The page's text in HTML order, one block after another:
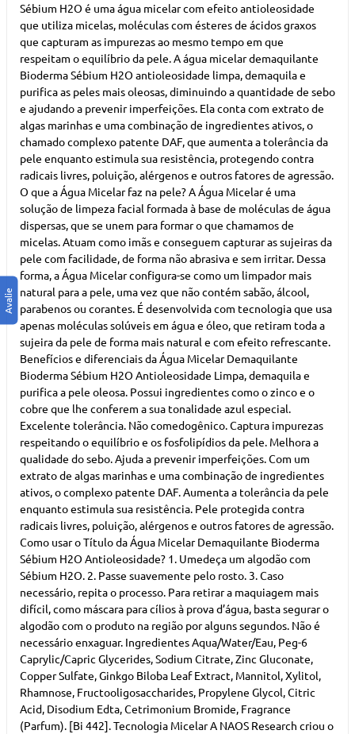
Sébium H2O é uma água micelar com efeito antioleosidade
que utiliza micelas, moléculas com ésteres de ácidos graxos
que capturam as impurezas ao mesmo tempo em que
respeitam o equilíbrio da pele. A água micelar demaquilante
Bioderma Sébium H2O antioleosidade limpa, demaquila e
purifica as peles mais oleosas, diminuindo a quantidade de sebo
e ajudando a prevenir imperfeições. Ela conta com extrato de
algas marinhas e uma combinação de ingredientes ativos, o
chamado complexo patente DAF, que aumenta a tolerância da
pele enquanto estimula sua resistência, protegendo contra
radicais livres, poluição, alérgenos e outros fatores de agressão.
O que a Água Micelar faz na pele? A Água Micelar é uma
solução de limpeza facial formada à base de moléculas de água
dispersas, que se unem para formar o que chamamos de
micelas. Atuam como imãs e conseguem capturar as sujeiras da
pele com facilidade, de forma não abrasiva e sem irritar. Dessa
forma, a Água Micelar configura-se como um limpador mais
natural para a pele, uma vez que não contém sabão, álcool,
parabenos ou corantes. É desenvolvida com tecnologia que usa
apenas moléculas solúveis em água e óleo, que retiram toda a
sujeira da pele de forma mais natural e com efeito refrescante.
Benefícios e diferenciais da Água Micelar Demaquilante
Bioderma Sébium H2O Antioleosidade Limpa, demaquila e
purifica a pele oleosa. Possui ingredientes como o zinco e o
cobre que lhe conferem a sua tonalidade azul especial.
Excelente tolerância. Não comedogênico. Captura impurezas
respeitando o equilíbrio e os fosfolipídios da pele. Melhora a
qualidade do sebo. Ajuda a prevenir imperfeições. Com um
extrato de algas marinhas e uma combinação de ingredientes
ativos, o complexo patente DAF. Aumenta a tolerância da pele
enquanto estimula sua resistência. Pele protegida contra
radicais livres, poluição, alérgenos e outros fatores de agressão.
Como usar o Título da Água Micelar Demaquilante Bioderma
Sébium H2O Antioleosidade? 1. Umedeça um algodão com
Sébium H2O. 2. Passe suavemente pelo rosto. 3. Caso
necessário, repita o processo. Para retirar a maquiagem mais
difícil, como máscara para cílios à prova d’água, basta segurar o
algodão com o produto na região por alguns segundos. Não é
necessário enxaguar. Ingredientes Aqua/Water/Eau, Peg-6
Caprylic/Capric Glycerides, Sodium Citrate, Zinc Gluconate,
Copper Sulfate, Ginkgo Biloba Leaf Extract, Mannitol, Xylitol,
Rhamnose, Fructooligosaccharides, Propylene Glycol, Citric
Acid, Disodium Edta, Cetrimonium Bromide, Fragrance
(Parfum). [Bi 442]. Tecnologia Micelar A NAOS Research criou o